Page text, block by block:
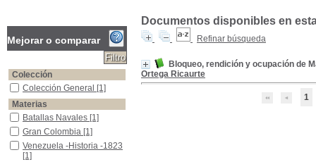
Documentos disponibles en
Refinar búsqueda
Bloqueo, rendición y ocupación de
Ortega Ricaurte
1
Mejorar o comparar
Colección
Colección General
Colección General [1]
Materias
Batallas Navales
Batallas Navales [1]
Gran Colombia
Gran Colombia [1]
Venezuela -Historia -1823
Venezuela -Historia -1823
[1]